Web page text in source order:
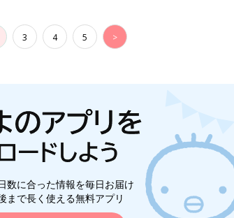
3 4 5 >
数に合った情報を毎日お届け
まで長く使える無料アプリ